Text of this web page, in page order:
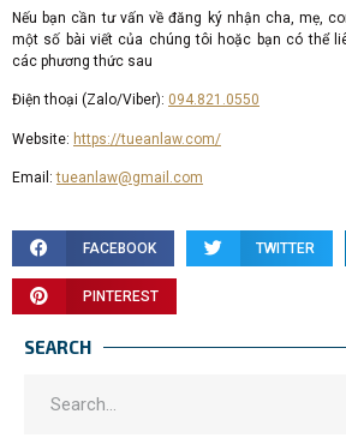
Nếu bạn cần tư vấn về đăng ký nhận cha, mẹ,
một số bài viết của chúng tôi hoặc bạn có thể
các phương thức sau
Điện thoại (Zalo/Viber): 094.821.0550
Website: https://tueanlaw.com/
Email:tueanlaw@gmail.com
FACEBOOK TWITTER
PINTEREST
SEARCH